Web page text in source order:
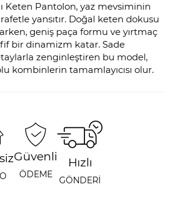
Keten Pantolon, yaz mevsiminin
yansıtır. Doğal keten dokusu
geniş paça formu ve yırtmaç
bir dinamizm katar. Sade
zenginleştiren bu model,
kombinlerin tamamlayıcısı olur.
Güvenli
ÖDEME
Hızlı
GÖNDERİ